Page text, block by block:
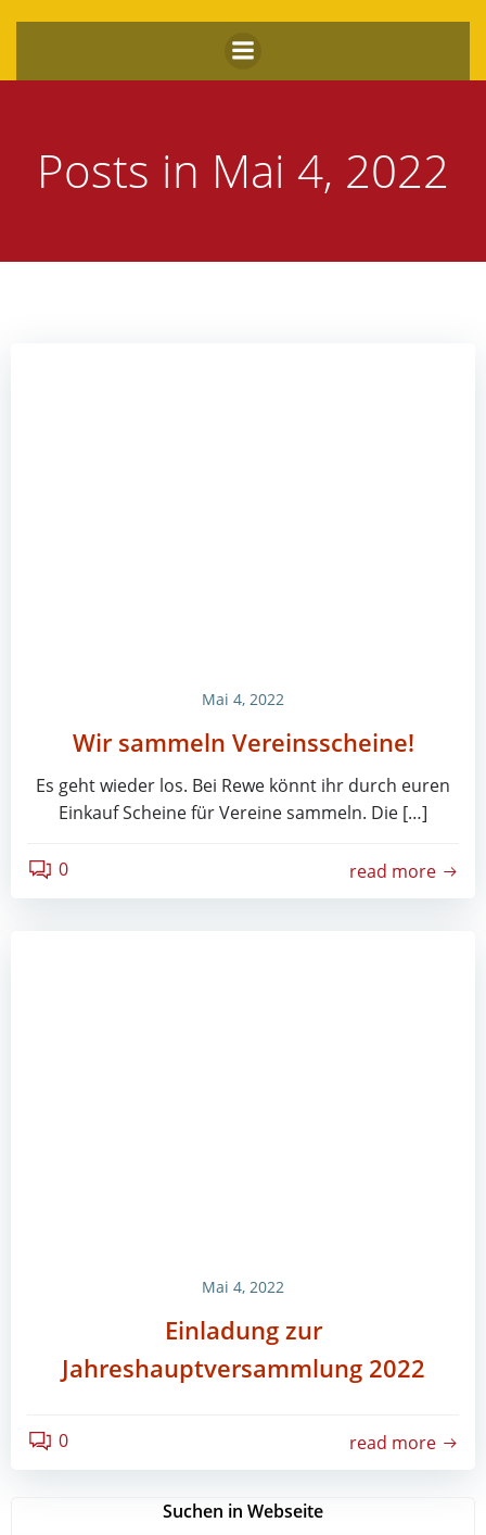
Inhalt
springen
Posts in Mai 4, 2022
Mai 4, 2022
Wir sammeln Vereinsscheine!
Es geht wieder los. Bei Rewe könnt ihr durch euren
Einkauf Scheine für Vereine sammeln. Die […]
0 read more
Mai 4, 2022
Einladung zur
Jahreshauptversammlung 2022
0 read more
Suchen in Webseite